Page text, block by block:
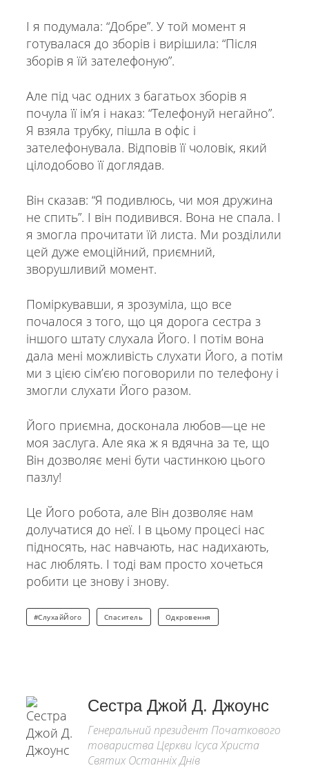
І я подумала: “Добре”. У той момент я
готувалася до зборів і вирішила: “Після
зборів я їй зателефоную”.
Але під час одних з багатьох зборів я
почула її ім’я і наказ: “Телефонуй негайно”.
Я взяла трубку, пішла в офіс і
зателефонувала. Відповів її чоловік, який
цілодобово її доглядав.
Він сказав: “Я подивлюсь, чи моя дружина
не спить”. І він подивився. Вона не спала. І
я змогла прочитати їй листа. Ми розділили
цей дуже емоційний, приємний,
зворушливий момент.
Поміркувавши, я зрозуміла, що все
почалося з того, що ця дорога сестра з
іншого штату слухала Його. І потім вона
дала мені можливість слухати Його, а потім
ми з цією сім’єю поговорили по телефону і
змогли слухати Його разом.
Його приємна, досконала любов—це не
моя заслуга. Але яка ж я вдячна за те, що
Він дозволяє мені бути частинкою цього
пазлу!
Це Його робота, але Він дозволяє нам
долучатися до неї. І в цьому процесі нас
підносять, нас навчають, нас надихають,
нас люблять. І тоді вам просто хочеться
робити це знову і знову.
#СлухайЙого Спаситель Одкровення
Сестра Джой Д. Джоунс
Генеральний президент Початкового
товариства Церкви Ісуса Христа
Святих Останніх Днів